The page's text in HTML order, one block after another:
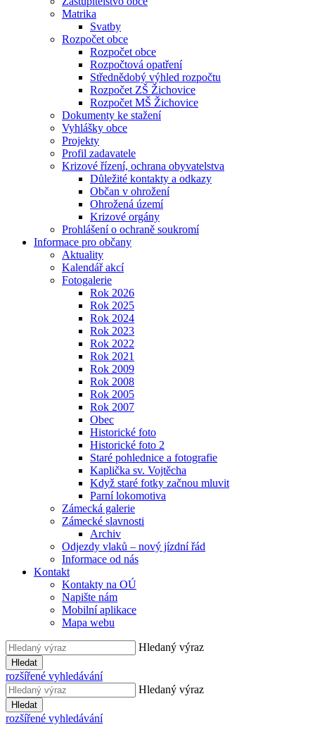
Matrika
Svatby
Rozpočet obce
Rozpočet obce
Rozpočtová opatření
Střednědobý výhled rozpočtu
Rozpočet ZŠ Žichovice
Rozpočet MŠ Žichovice
Dokumenty ke stažení
Vyhlášky obce
Projekty
Profil zadavatele
Krizové řízení, ochrana obyvatelstva
Důležité kontakty a odkazy
Občan v ohrožení
Ohrožená území
Krizové orgány
Prohlášení o ochraně soukromí
Informace pro občany
Aktuality
Kalendář akcí
Fotogalerie
Rok 2026
Rok 2025
Rok 2024
Rok 2023
Rok 2022
Rok 2021
Rok 2009
Rok 2008
Rok 2005
Rok 2007
Obec
Historické foto
Historické foto 2
Staré pohlednice a fotografie
Kaplička sv. Vojtěcha
Když staré fotky začnou mluvit
Parní lokomotiva
Zámecká galerie
Zámecké slavnosti
Archiv
Odjezdy vlaků – nový jízdní řád
Informace od nás
Kontakt
Kontakty na OÚ
Napište nám
Mobilní aplikace
Mapa webu
Hledaný výraz
Hledat
rozšířené vyhledávání
Hledaný výraz
Hledat
rozšířené vyhledávání